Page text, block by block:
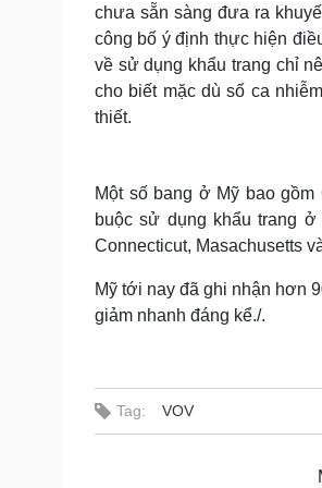
chưa sẵn sàng đưa ra
công bố ý định thực hiện
về sử dụng khẩu trang chỉ
cho biết mặc dù số ca
thiết.
Một số bang ở Mỹ bao
buộc sử dụng khẩu trang
Connecticut, Masachusetts
Mỹ tới nay đã ghi nhận hơn
giảm nhanh đáng kể./.
Tag: VOV